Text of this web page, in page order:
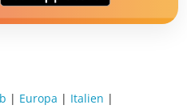
automatisch aktiviert